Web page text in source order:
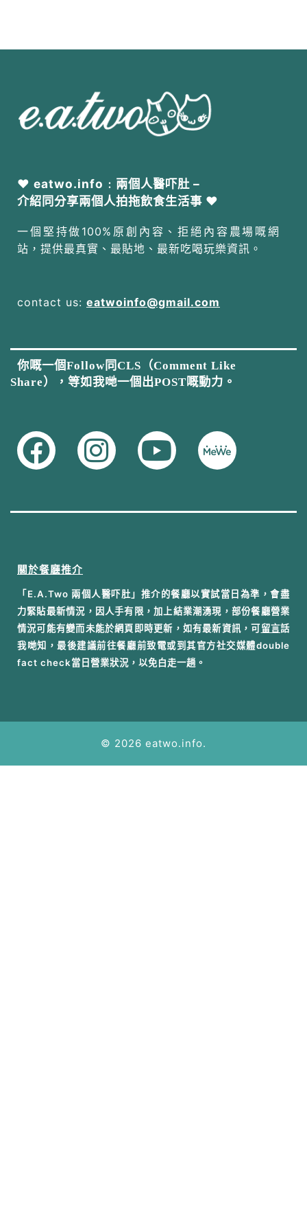
❤ eatwo.info﹕兩個人醫吓肚 –
介紹同分享兩個人拍拖飲食生活事 ❤
一個堅持做100%原創內容、拒絕內容農場嘅網
站，提供最真實、最貼地、最新吃喝玩樂資訊。
contact us: eatwoinfo@gmail.com
你嘅一個Follow同CLS（Comment Like
Share），等如我哋一個出POST嘅動力。
關於餐廳推介
「E.A.Two 兩個人醫吓肚」推介的餐廳以實試當日為準，會盡
力緊貼最新情況，因人手有限，加上結業潮湧現，部份餐廳營業
情況可能有變而未能於網頁即時更新，如有最新資訊，可留言話
我哋知，最後建議前往餐廳前致電或到其官方社交媒體double
fact check當日營業狀況，以免白走一趟。
© 2026 eatwo.info.